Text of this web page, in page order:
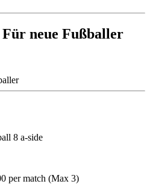
Für neue Fußballer
8 a-side
per match (Max 3)